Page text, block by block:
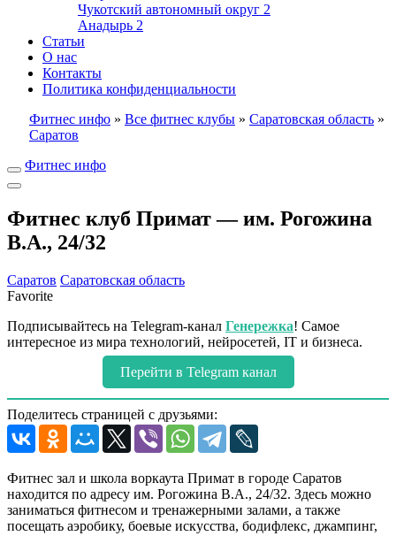
Чукотский автономный округ 2
Анадырь 2
Статьи
О нас
Контакты
Политика конфиденциальности
Фитнес инфо » Все фитнес клубы » Саратовская область »
Саратов
Фитнес инфо
Фитнес клуб Примат — им. Рогожина
В.А., 24/32
Саратов Саратовская область
Favorite
Подписывайтесь на Telegram-канал Генережка! Самое
интересное из мира технологий, нейросетей, IT и бизнеса.
Перейти в Telegram канал
Поделитесь страницей с друзьями:
Фитнес зал и школа воркаута Примат в городе Саратов
находится по адресу им. Рогожина В.А., 24/32. Здесь можно
заниматься фитнесом и тренажерными залами, а также
посещать аэробику, боевые искусства, бодифлекс, джампинг,